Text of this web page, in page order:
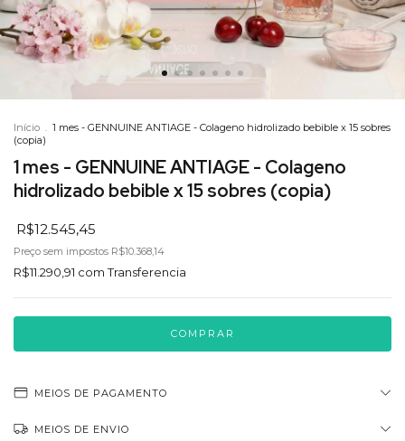
Início . 1 mes - GENNUINE ANTIAGE - Colageno hidrolizado bebible x 15 sobres
(copia)
1 mes - GENNUINE ANTIAGE - Colageno
hidrolizado bebible x 15 sobres (copia)
R$12.545,45
Preço sem impostos R$10.368,14
R$11.290,91 com Transferencia
MEIOS DE PAGAMENTO
MEIOS DE ENVIO